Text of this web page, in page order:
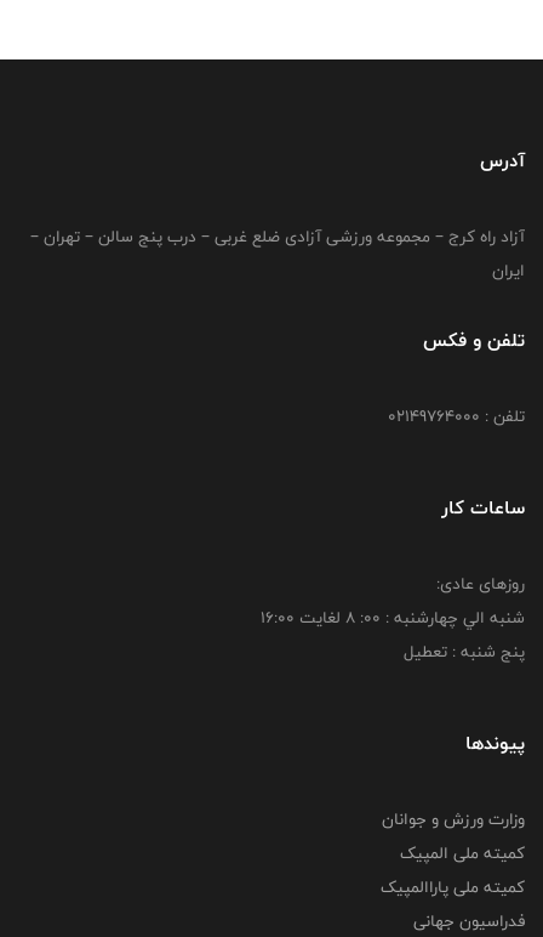
آدرس
آزاد راه کرج – مجموعه ورزشی آزادی ضلع غربی – درب پنج سالن – تهران –
ایران
تلفن و فکس
تلفن : 02149764000
ساعات کار
روزهای عادی:
شنبه الي چهارشنبه : 00: 8 لغايت 16:00
پنج شنبه : تعطیل
پیوندها
وزارت ورزش و جوانان
کمیته ملی المپیک
کمیته ملی پاراالمپیک
فدراسیون جهانی